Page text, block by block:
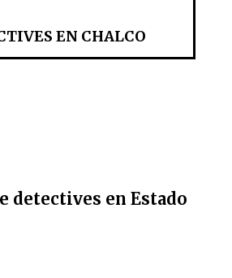
EN CHALCO
detectives en Estado